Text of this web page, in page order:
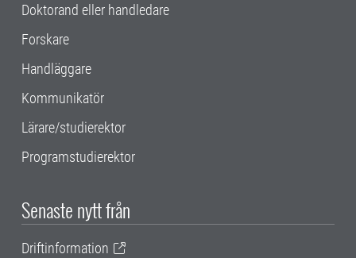
Doktorand eller handledare
Forskare
Handläggare
Kommunikatör
Lärare/studierektor
Programstudierektor
Senaste nytt från
Driftinformation